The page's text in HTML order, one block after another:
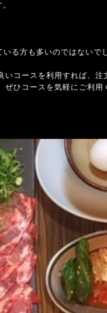
る方も多いのではないで
コースを利用すれば、注
ひコースを気軽にご利用